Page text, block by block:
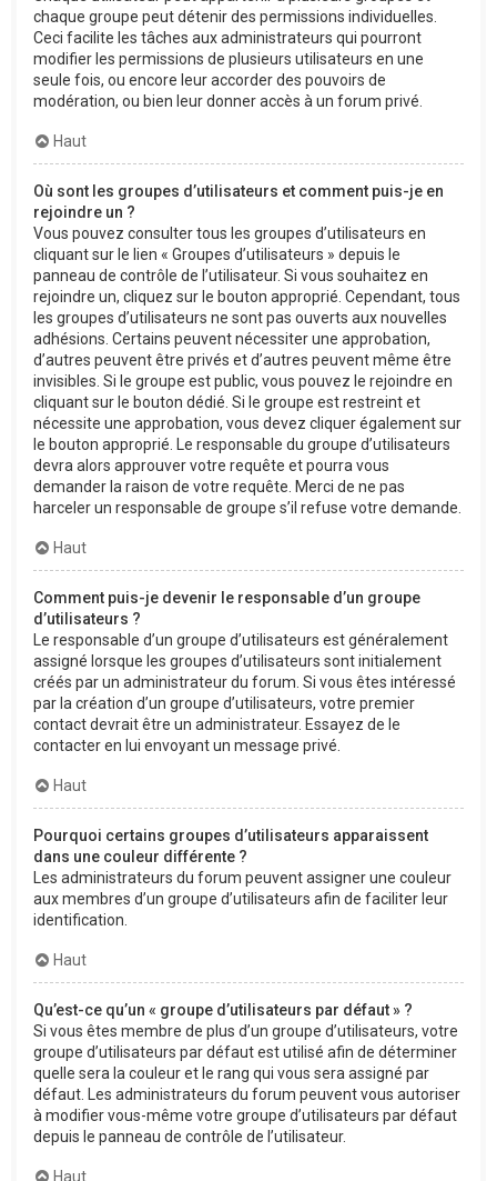
chaque groupe peut détenir des permissions individuelles.
Ceci facilite les tâches aux administrateurs qui pourront
modifier les permissions de plusieurs utilisateurs en une
seule fois, ou encore leur accorder des pouvoirs de
modération, ou bien leur donner accès à un forum privé.
Haut
Où sont les groupes d’utilisateurs et comment puis-je en
rejoindre un ?
Vous pouvez consulter tous les groupes d’utilisateurs en
cliquant sur le lien « Groupes d’utilisateurs » depuis le
panneau de contrôle de l’utilisateur. Si vous souhaitez en
rejoindre un, cliquez sur le bouton approprié. Cependant, tous
les groupes d’utilisateurs ne sont pas ouverts aux nouvelles
adhésions. Certains peuvent nécessiter une approbation,
d’autres peuvent être privés et d’autres peuvent même être
invisibles. Si le groupe est public, vous pouvez le rejoindre en
cliquant sur le bouton dédié. Si le groupe est restreint et
nécessite une approbation, vous devez cliquer également sur
le bouton approprié. Le responsable du groupe d’utilisateurs
devra alors approuver votre requête et pourra vous
demander la raison de votre requête. Merci de ne pas
harceler un responsable de groupe s’il refuse votre demande.
Haut
Comment puis-je devenir le responsable d’un groupe
d’utilisateurs ?
Le responsable d’un groupe d’utilisateurs est généralement
assigné lorsque les groupes d’utilisateurs sont initialement
créés par un administrateur du forum. Si vous êtes intéressé
par la création d’un groupe d’utilisateurs, votre premier
contact devrait être un administrateur. Essayez de le
contacter en lui envoyant un message privé.
Haut
Pourquoi certains groupes d’utilisateurs apparaissent
dans une couleur différente ?
Les administrateurs du forum peuvent assigner une couleur
aux membres d’un groupe d’utilisateurs afin de faciliter leur
identification.
Haut
Qu’est-ce qu’un « groupe d’utilisateurs par défaut » ?
Si vous êtes membre de plus d’un groupe d’utilisateurs, votre
groupe d’utilisateurs par défaut est utilisé afin de déterminer
quelle sera la couleur et le rang qui vous sera assigné par
défaut. Les administrateurs du forum peuvent vous autoriser
à modifier vous-même votre groupe d’utilisateurs par défaut
depuis le panneau de contrôle de l’utilisateur.
Haut